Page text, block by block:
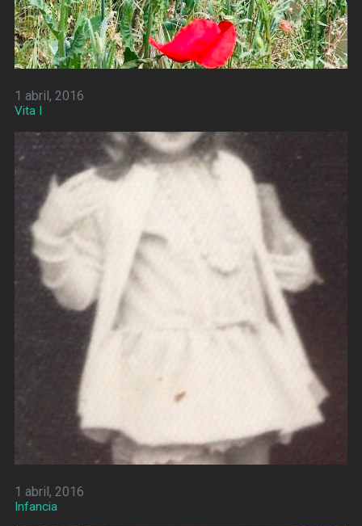
1 abril, 2016
Vita I
1 abril, 2016
Infancia